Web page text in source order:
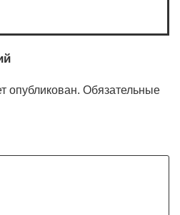
опубликован. Обязательные